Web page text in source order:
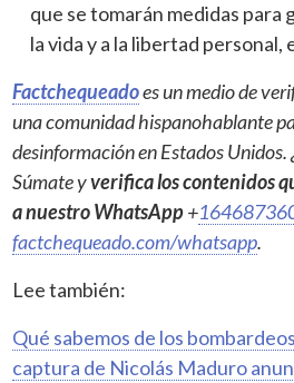
que se tomarán medidas para
la vida y a la libertad personal,
Factchequeadoes un medio de
una comunidad hispanohablante
desinformación en Estados Unidos.
Súmate yverifica los contenidos
a nuestro WhatsApp+
factchequeado.com/whatsapp.
Lee también:
Qué sabemos de los
captura de Nicolás Maduro